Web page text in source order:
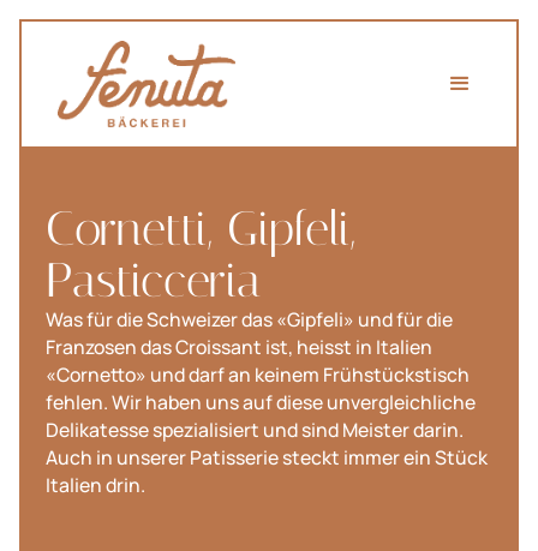
Cornetti, Gipfeli,
Pasticceria
Was für die Schweizer das «Gipfeli» und für die
Franzosen das Croissant ist, heisst in Italien
«Cornetto» und darf an keinem Frühstückstisch
fehlen. Wir haben uns auf diese unvergleichliche
Delikatesse spezialisiert und sind Meister darin.
Auch in unserer Patisserie steckt immer ein Stück
Italien drin.